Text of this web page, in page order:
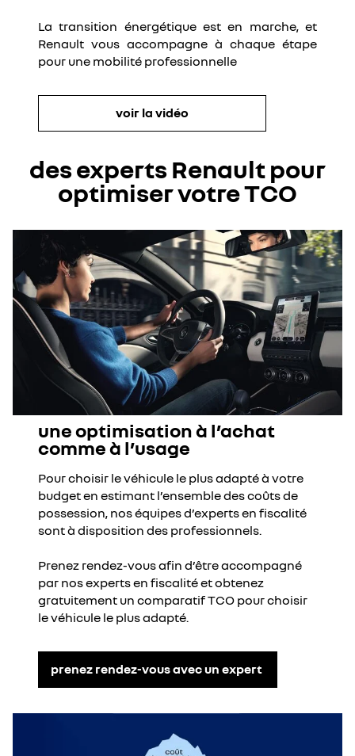
La transition énergétique est en marche, et
Renault vous accompagne à chaque étape
pour une mobilité professionnelle
voir la vidéo
des experts Renault pour
optimiser votre TCO
une optimisation à l’achat
comme à l’usage
Pour choisir le véhicule le plus adapté à votre
budget en estimant l’ensemble des coûts de
possession, nos équipes d’experts en fiscalité
sont à disposition des professionnels.
Prenez rendez-vous afin d’être accompagné
par nos experts en fiscalité et obtenez
gratuitement un comparatif TCO pour choisir
le véhicule le plus adapté.
prenez rendez-vous avec un expert